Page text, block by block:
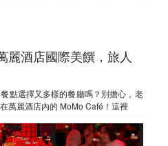
麗酒店國際美饌，旅人
點選擇又多樣的餐廳嗎？別擔心，老
萬麗酒店內的 MoMo Café！這裡